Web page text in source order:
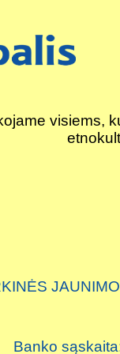
visiems,
Banko